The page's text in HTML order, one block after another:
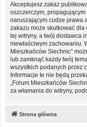
Akceptujesz zakaz
oszczerczym,
naruszającym cudze prawa
zakazu może skutkować dla
tej witryny, a twój dostawca
niewłaściwym zachowaniu.
Mieszkańców Siechnic”
lub zamknąć każdy twój
wszystkich podanych przez
Informacje te nie będą
„Forum Mieszkańców
za włamania do witryny,
Strona główna